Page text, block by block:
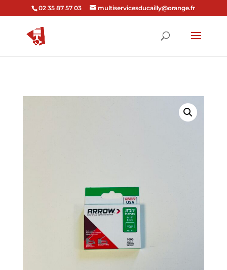
02 35 87 57 03 multiservicesducailly@orange.fr